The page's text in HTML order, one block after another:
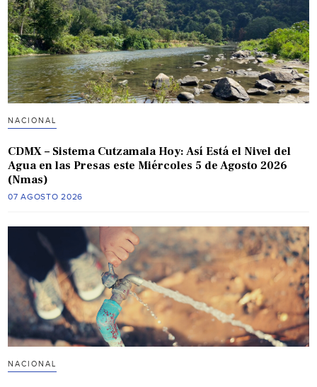
NACIONAL
CDMX – Sistema Cutzamala Hoy: Así Está el Nivel del
Agua en las Presas este Miércoles 5 de Agosto 2026
(Nmas)
07 AGOSTO 2026
NACIONAL